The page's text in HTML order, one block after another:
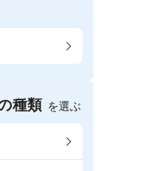
種類 を選ぶ